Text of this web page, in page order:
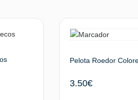
Pelota Roedor
3.50€